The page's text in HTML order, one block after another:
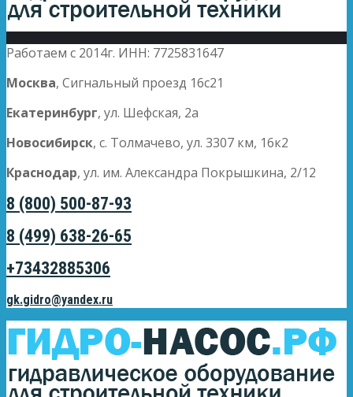
Работаем с 2014г. ИНН: 7725831647
Москва, Сигнальный проезд 16с21
Екатеринбург, ул. Шефская, 2а
Новосибирск, с. Толмачево, ул. 3307 км, 16к2
Краснодар, ул. им. Александра Покрышкина, 2/12
8 (800) 500-87-93
8 (499) 638-26-65
+73432885306
gk.gidro@yandex.ru